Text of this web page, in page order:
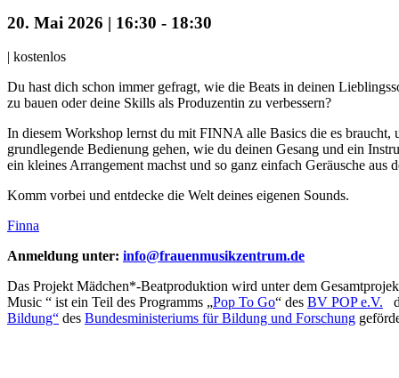
20. Mai 2026 | 16:30 - 18:30
| kostenlos
Du hast dich schon immer gefragt, wie die Beats in deinen
zu bauen oder deine Skills als Produzentin zu verbessern?
In diesem Workshop lernst du mit FINNA alle Basics die es
grundlegende Bedienung gehen, wie du deinen Gesang und ein
ein kleines Arrangement machst und so ganz einfach Geräusche aus
Komm vorbei und entdecke die Welt deines eigenen Sounds.
Finna
Anmeldung unter: info@frauenmusikzentrum.de
Das Projekt Mädchen*-Beatproduktion wird unter dem
Music “ ist ein Teil des Programms „Pop To Go“ des BV POP e.V.
Bildung“ des Bundesministeriums für Bildung und Forschung